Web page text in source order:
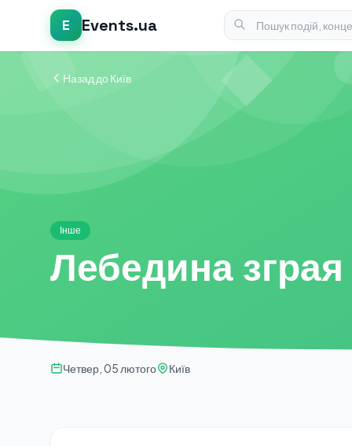
E Events.ua
Назад до Київ
Інше
Лебедина зграя
Четвер, 05 лютого Київ